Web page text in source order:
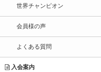
世界チャンピオン
会員様の声
よくある質問
入会案内